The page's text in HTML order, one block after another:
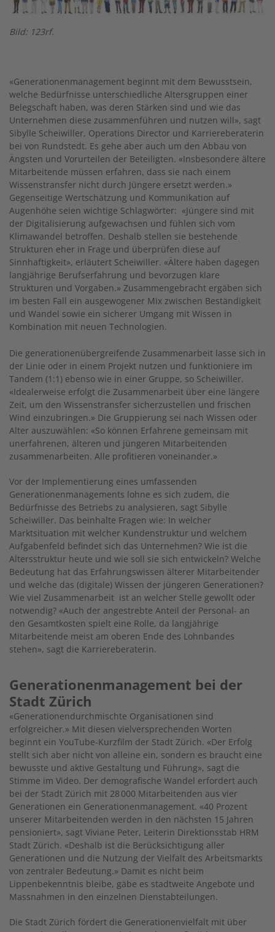
Bild: 123rf.
«Generationenmanagement beginnt mit dem Bewusstsein,
welche Bedürfnisse unterschiedliche Altersgruppen einer
Belegschaft haben, was deren Stärken sind und wie das
Unternehmen diese zusammenführen und nutzen will», sagt
Sibylle Scheiwiller, Operations Director und Karriereberaterin
bei von Rundstedt. Es gehe aber auch um den Abbau von
Ängsten und Vorurteilen der Beteiligten. «Insbesondere ältere
Mitarbeitende müssen erfahren, dass sie nach einem
Wissenstransfer nicht durch Jüngere ersetzt werden.»
Gegenseitige Wertschätzung und Kommunikation auf
Augenhöhe seien wichtige Schlagwörter: «Jüngere sind mit
der Digitalisierung aufgewachsen und fühlen sich vom
Klimawandel betroffen. Deshalb stellen sie bestehende
Strukturen eher in Frage und überprüfen diese auf
Sinnhaftigkeit», erläutert Scheiwiller. «Ältere haben dagegen
langjährige Berufserfahrung und bevorzugen klare
Strukturen und Vorgaben.» Zusammengebracht ergäben sich
im besten Fall ein ausgewogener Mix zwischen Beständigkeit
und Wandel sowie ein sicherer Umgang mit Wissen in
Kombination mit neuen Technologien.
Die generationenübergreifende Zusammenarbeit lasse sich in
der Linie oder in einem Projekt nutzen und funktioniere im
Tandem (1:1) ebenso wie in einer Gruppe, so Scheiwiller.
«Idealerweise erfolgt die Zusammenarbeit über eine längere
Zeit, um den Wissenstransfer sicherzustellen und frischen
Wind einzubringen.» Die Gruppierung sei nach Wissen oder
Alter auszuwählen: «So können Erfahrene gemeinsam mit
unerfahrenen, älteren und jüngeren Mitarbeitenden
zusammenarbeiten. Alle profitieren voneinander.»
Vor der Implementierung eines umfassenden
Generationenmanagements lohne es sich zudem, die
Bedürfnisse des Betriebs zu analysieren, sagt Sibylle
Scheiwiller. Das beinhalte Fragen wie: In welcher
Marktsituation mit welcher Kundenstruktur und welchem
Aufgabenfeld befindet sich das Unternehmen? Wie ist die
Altersstruktur heute und wie soll sie sich entwickeln? Welche
Bedeutung hat das Erfahrungswissen älterer Mitarbeitender
und welche das (digitale) Wissen der jüngeren Generationen?
Wie viel Zusammenarbeit ist an welcher Stelle gewollt oder
notwendig? «Auch der angestrebte Anteil der Personal- an
den Gesamtkosten spielt eine Rolle, da langjährige
Mitarbeitende meist am oberen Ende des Lohnbandes
stehen», sagt die Karriereberaterin.
Generationenmanagement bei der
Stadt Zürich
«Generationendurchmischte Organisationen sind
erfolgreicher.» Mit diesen vielversprechenden Worten
beginnt ein YouTube-Kurzfilm der Stadt Zürich. «Der Erfolg
stellt sich aber nicht von alleine ein, sondern es braucht eine
bewusste und aktive Gestaltung und Führung», sagt die
Stimme im Video. Der demografische Wandel erfordert auch
bei der Stadt Zürich mit 28 000 Mitarbeitenden aus vier
Generationen ein Generationenmanagement. «40 Prozent
unserer Mitarbeitenden werden in den nächsten 15 Jahren
pensioniert», sagt Viviane Peter, Leiterin Direktionsstab HRM
Stadt Zürich. «Deshalb ist die Berücksichtigung aller
Generationen und die Nutzung der Vielfalt des Arbeitsmarkts
von zentraler Bedeutung.» Damit es nicht beim
Lippenbekenntnis bleibe, gäbe es stadtweite Angebote und
Massnahmen in den einzelnen Dienstabteilungen.
Die Stadt Zürich fördert die Generationenvielfalt mit über